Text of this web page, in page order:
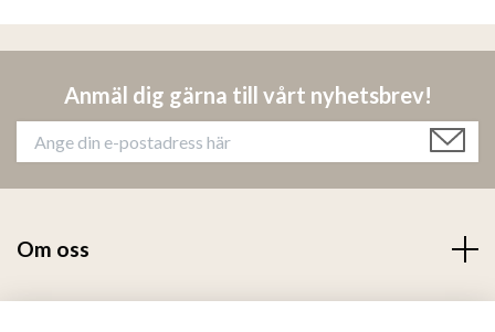
Anmäl dig gärna till vårt nyhetsbrev!
Om oss